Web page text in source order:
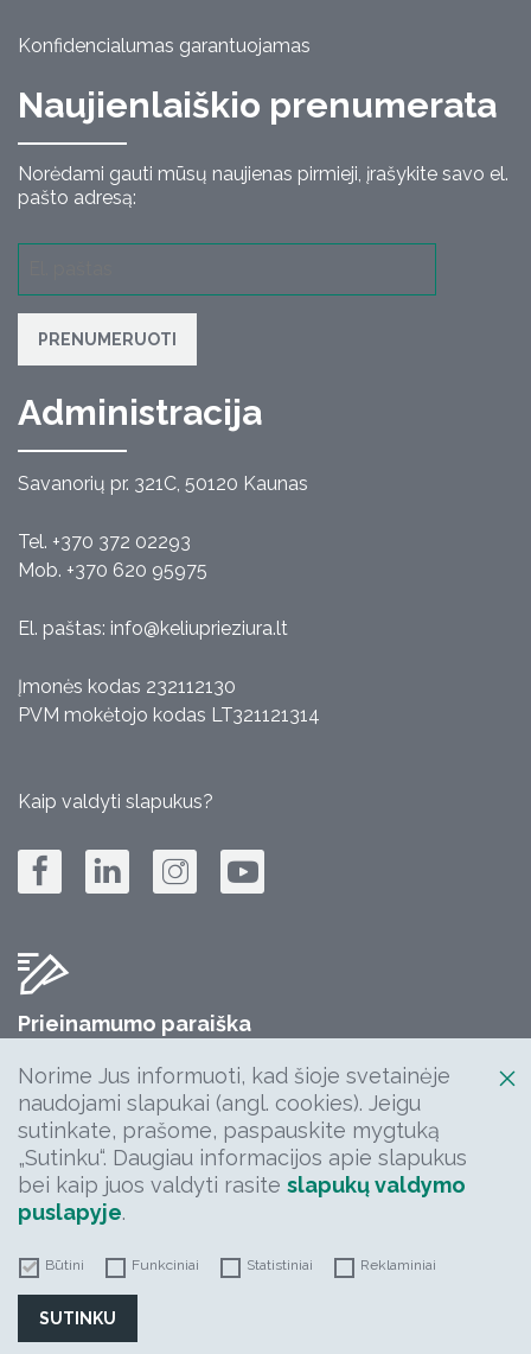
Konfidencialumas garantuojamas
Naujienlaiškio prenumerata
Norėdami gauti mūsų naujienas pirmieji, įrašykite savo el.
pašto adresą:
PRENUMERUOTI
Administracija
Savanorių pr. 321C, 50120 Kaunas
Tel. +370 372 02293
Mob. +370 620 95975
El. paštas: info@keliuprieziura.lt
Įmonės kodas 232112130
PVM mokėtojo kodas LT321121314
Kaip valdyti slapukus?
Prieinamumo paraiška
info@keliuprieziura.lt
2026 | AB „Kelių priežiūra" | Visos teisės saugomos
Norime Jus informuoti, kad šioje svetainėje
naudojami slapukai (angl. cookies). Jeigu
sutinkate, prašome, paspauskite mygtuką
„Sutinku“. Daugiau informacijos apie slapukus
bei kaip juos valdyti rasite slapukų valdymo
puslapyje.
Būtini Funkciniai Statistiniai Reklaminiai
SUTINKU